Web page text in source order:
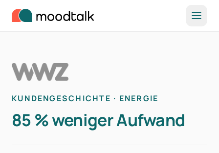
KUNDENGESCHICHTE · ENERGIE
85 % weniger Aufwand